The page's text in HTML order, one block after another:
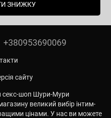
ЗНИЖКУ
+380953690069
сайту
секс-шоп Шури-Мури
великий вибір інтим-
цінами. У нас ви можете